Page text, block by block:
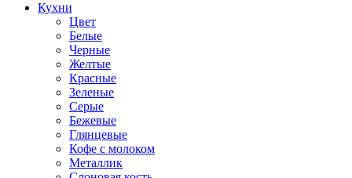
Кухни
Цвет
Белые
Черные
Желтые
Красные
Зеленые
Серые
Бежевые
Глянцевые
Кофе с молоком
Металлик